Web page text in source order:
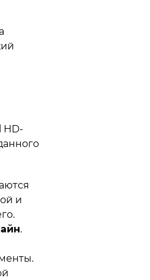
HD-
и
.